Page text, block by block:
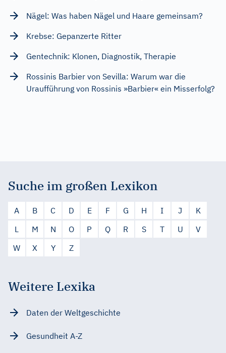
Nägel: Was haben Nägel und Haare gemeinsam?
Krebse: Gepanzerte Ritter
Gentechnik: Klonen, Diagnostik, Therapie
Rossinis Barbier von Sevilla: Warum war die
Uraufführung von Rossinis »Barbier« ein Misserfolg?
Suche im großen Lexikon
A B C D E F G H I J
K
L
M N O P Q R S T U
V
W
X Y Z
Weitere Lexika
Daten der Weltgeschichte
Gesundheit A-Z